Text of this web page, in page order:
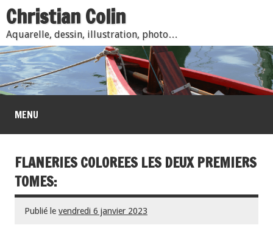
Christian Colin
Aquarelle, dessin, illustration, photo…
MENU
FLANERIES COLOREES LES DEUX PREMIERS
TOMES:
Publié le vendredi 6 janvier 2023